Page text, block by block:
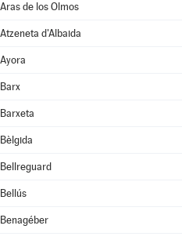
Aras de los Olmos
Atzeneta d'Albaida
Ayora
Barx
Barxeta
Bèlgida
Bellreguard
Bellús
Benagéber